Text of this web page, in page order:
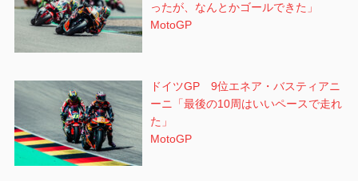
ったが、なんとかゴールできた」
MotoGP
ドイツGP 9位エネア・バスティアニ
ーニ「最後の10周はいいペースで走れ
た」
MotoGP